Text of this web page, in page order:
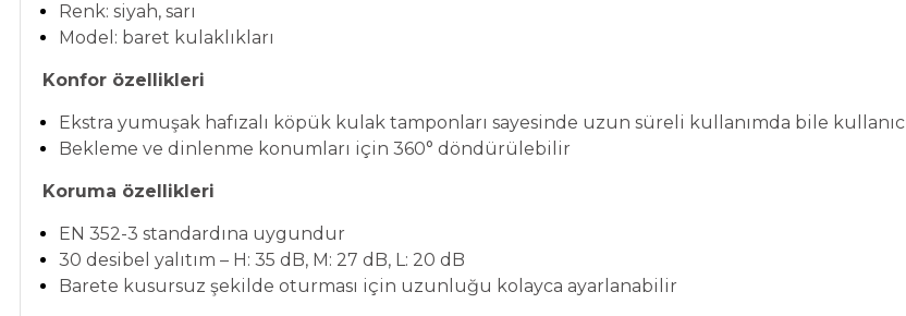
Renk: siyah, sarı
Model: baret kulaklıkları
Konfor özellikleri
Ekstra yumuşak hafızalı köpük kulak tamponları sayesinde uzun süreli kullanımda bile
Bekleme ve dinlenme konumları için 360° döndürülebilir
Koruma özellikleri
EN 352-3 standardına uygundur
30 desibel yalıtım – H: 35 dB, M: 27 dB, L: 20 dB
Barete kusursuz şekilde oturması için uzunluğu kolayca ayarlanabilir